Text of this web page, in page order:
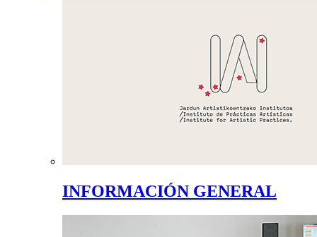
INFORMACIÓN GENERAL